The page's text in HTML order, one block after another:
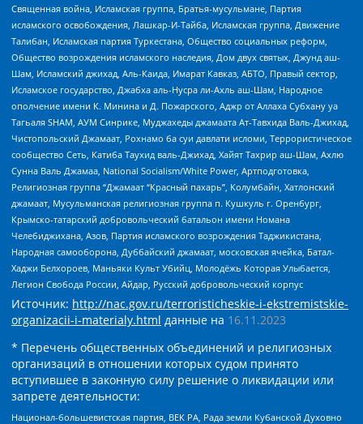
Священная война, Исламская группа, Братья-мусульмане, Партия
исламского освобождения, Лашкар-И-Тайба, Исламская группа, Движение
Талибан, Исламская партия Туркестана, Общество социальных реформ,
Общество возрождения исламского наследия, Дом двух святых, Джунд аш-
Шам, Исламский джихад, Аль-Каида, Имарат Кавказ, АБТО, Правый сектор,
Исламское государство, Джабха аль-Нусра ли-Ахль аш-Шам, Народное
ополчение имени К. Минина и Д. Пожарского, Аджр от Аллаха Субхану уа
Тагьаля SHAM, АУМ Синрике, Муджахеды джамаата Ат-Тавхида Валь-Джихад,
Чистопольский Джамаат, Рохнамо ба суи давлати исломи, Террористическое
сообщество Сеть, Катиба Таухид валь-Джихад, Хайят Тахрир аш-Шам, Ахлю
Сунна Валь Джамаа, National Socialism/White Power, Артподготовка,
Религиозная группа “Джамаат “Красный пахарь”, Колумбайн, Хатлонский
джамаат, Мусульманская религиозная группа п. Кушкуль г. Оренбург,
Крымско-татарский добровольческий батальон имени Номана
Челебиджихана, Азов, Партия исламского возрождения Таджикистана,
Народная самооборона, Дуббайский джамаат, московская ячейка, Батал-
Хаджи Белхороев, Маньяки Культ Убийц, Молодёжь Которая Улыбается,
Легион Свобода России, Айдар, Русский добровольческий корпус
Источник: http://nac.gov.ru/terroristicheskie-i-ekstremistskie-
organizacii-i-materialy.html данные на 16.11.2023
* Перечень общественных объединений и религиозных
организаций в отношении которых судом принято
вступившее в законную силу решение о ликвидации или
запрете деятельности:
Национал-большевистская партия, ВЕК РА, Рада земли Кубанской Духовно